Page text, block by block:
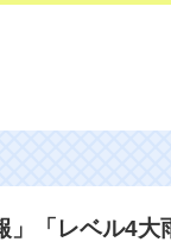
「レベル4大